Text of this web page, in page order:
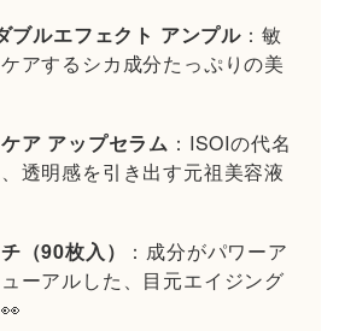
ブルエフェクト アンプル ：敏
アするシカ成分たっぷりの美
ア アップセラム ：ISOIの代名
透明感を引き出す元祖美容液
（90枚入）
：成分がパワーア
ーアルした、目元エイジング